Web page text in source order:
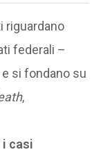
riguardano
federali –
e si fondano su
,
casi